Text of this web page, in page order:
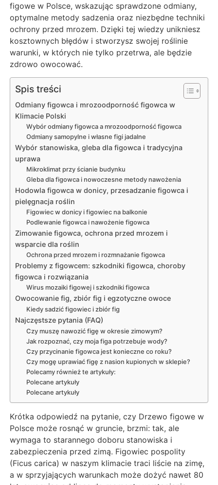
figowe w Polsce, wskazując sprawdzone odmiany,
optymalne metody sadzenia oraz niezbędne techniki
ochrony przed mrozem. Dzięki tej wiedzy unikniesz
kosztownych błędów i stworzysz swojej roślinie
warunki, w których nie tylko przetrwa, ale będzie
zdrowo owocować.
Spis treści
Odmiany figowca i mrozoodporność figowca w
Klimacie Polski
Wybór odmiany figowca a mrozoodporność figowca
Odmiany samopylne i własne figi jadalne
Wybór stanowiska, gleba dla figowca i tradycyjna
uprawa
Mikroklimat przy ścianie budynku
Gleba dla figowca i nowoczesne metody nawożenia
Hodowla figowca w donicy, przesadzanie figowca i
pielęgnacja roślin
Figowiec w donicy i figowiec na balkonie
Podlewanie figowca i nawożenie figowca
Zimowanie figowca, ochrona przed mrozem i
wsparcie dla roślin
Ochrona przed mrozem i rozmnażanie figowca
Problemy z figowcem: szkodniki figowca, choroby
figowca i rozwiązania
Wirus mozaiki figowej i szkodniki figowca
Owocowanie fig, zbiór fig i egzotyczne owoce
Kiedy sadzić figowiec i zbiór fig
Najczęstsze pytania (FAQ)
Czy muszę nawozić figę w okresie zimowym?
Jak rozpoznać, czy moja figa potrzebuje wody?
Czy przycinanie figowca jest konieczne co roku?
Czy mogę uprawiać figę z nasion kupionych w sklepie?
Polecamy również te artykuły:
Polecane artykuły
Polecane artykuły
Krótka odpowiedź na pytanie, czy Drzewo figowe w
Polsce może rosnąć w gruncie, brzmi: tak, ale
wymaga to starannego doboru stanowiska i
zabezpieczenia przed zimą. Figowiec pospolity
(Ficus carica) w naszym klimacie traci liście na zimę,
a w sprzyjających warunkach może dożyć nawet 80